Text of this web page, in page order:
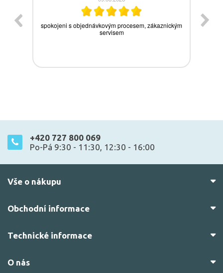
+420 727 800 069
Po-Pá 9:30 - 11:30, 12:30 - 16:00
Vše o nákupu
Obchodní informace
Technické informace
O nás